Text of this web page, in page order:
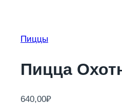
Пиццы
Пицца
640,00₽